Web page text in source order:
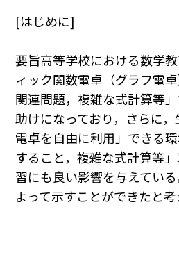
[はじめに]
要旨高等学校における数学
ィック関数電卓（グラフ電
関連問題，複雑な式計算等
助けになっており，さらに
電卓を自由に利用」できる
すること，複雑な式計算等
習にも良い影響を与えてい
よって示すことができたと考